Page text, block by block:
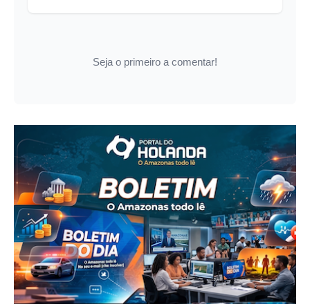
Seja o primeiro a comentar!